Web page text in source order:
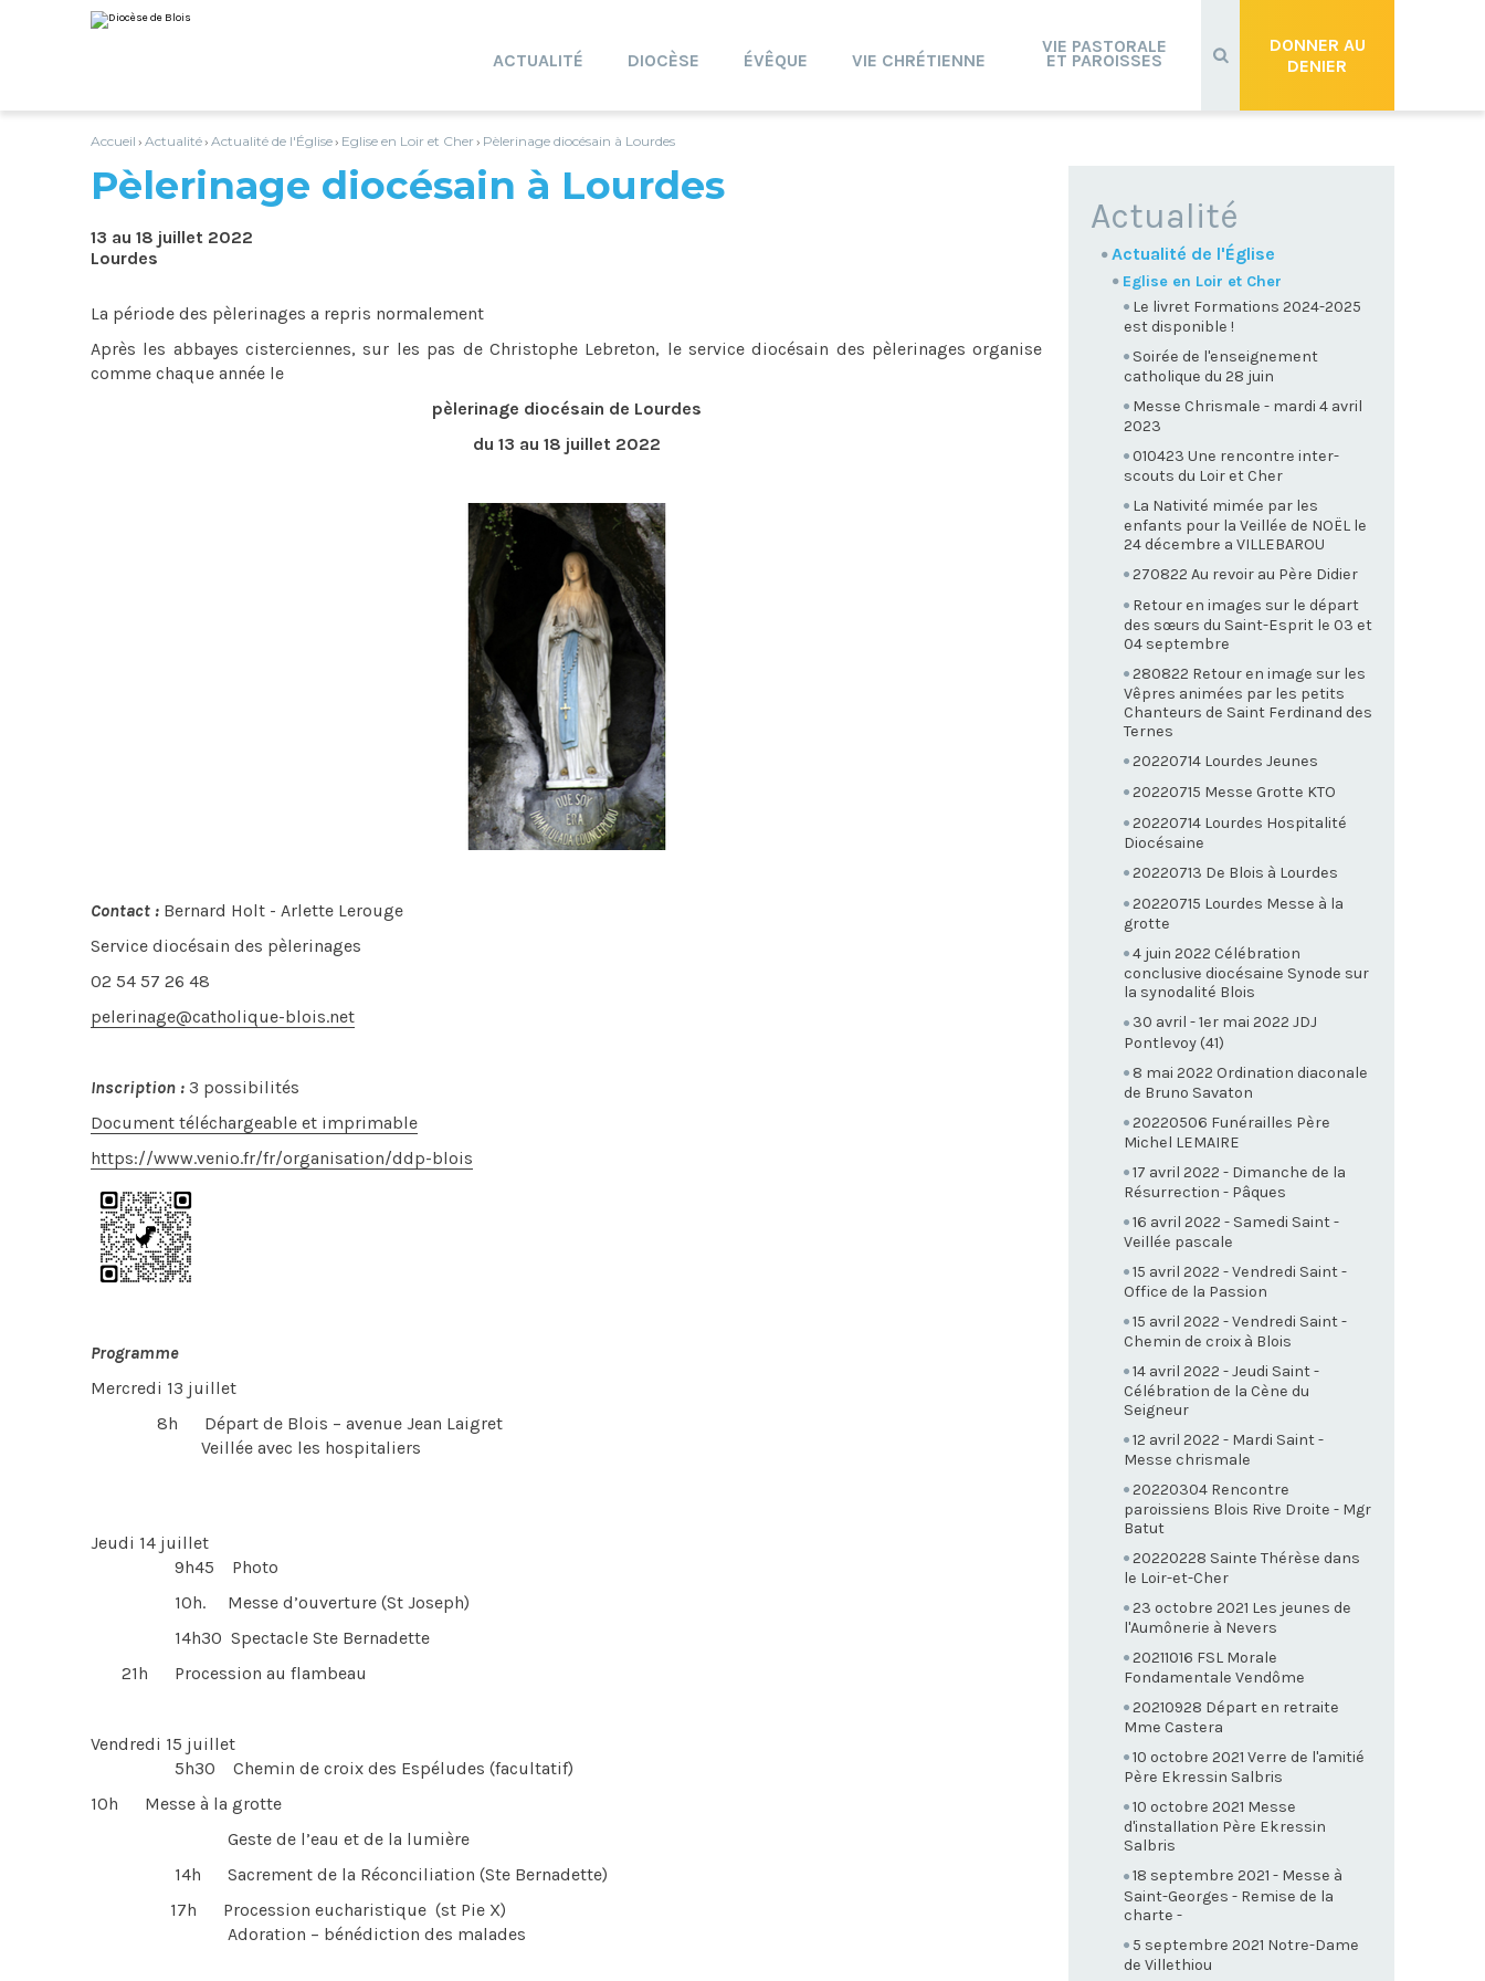
au
contenu.
personnels
DONNER AU
DENIER
ACTUALITÉ DIOCÈSE ÉVÊQUE VIE CHRÉTIENNE
VIE PASTORALE
ET PAROISSES
Accueil › Actualité› Actualité de l'Église› Eglise en Loir et Cher› Pèlerinage diocésain à Lourdes
Pèlerinage diocésain à Lourdes
13 au 18 juillet 2022
Lourdes
La période des pèlerinages a repris normalement
Après les abbayes cisterciennes, sur les pas de Christophe Lebreton, le service diocésain des pèlerinages organise
comme chaque année le
pèlerinage diocésain de Lourdes
du 13 au 18 juillet 2022
Contact : Bernard Holt - Arlette Lerouge
Service diocésain des pèlerinages
02 54 57 26 48
pelerinage@catholique-blois.net
Inscription : 3 possibilités
Document téléchargeable et imprimable
https://www.venio.fr/fr/organisation/ddp-blois
Programme
Mercredi 13 juillet
8h Départ de Blois – avenue Jean Laigret
Veillée avec les hospitaliers
Jeudi 14 juillet
9h45 Photo
10h. Messe d’ouverture (St Joseph)
14h30 Spectacle Ste Bernadette
21h Procession au flambeau
Vendredi 15 juillet
5h30 Chemin de croix des Espéludes (facultatif)
10h Messe à la grotte
Geste de l’eau et de la lumière
14h Sacrement de la Réconciliation (Ste Bernadette)
17h Procession eucharistique (st Pie X)
Adoration – bénédiction des malades
NAVIGATION
Actualité
Actualité de l'Église
Eglise en Loir et Cher
Le livret Formations 2024-2025
est disponible !
Soirée de l'enseignement
catholique du 28 juin
Messe Chrismale - mardi 4 avril
2023
010423 Une rencontre inter-
scouts du Loir et Cher
La Nativité mimée par les
enfants pour la Veillée de NOËL le
24 décembre a VILLEBAROU
270822 Au revoir au Père Didier
Retour en images sur le départ
des sœurs du Saint-Esprit le 03 et
04 septembre
280822 Retour en image sur les
Vêpres animées par les petits
Chanteurs de Saint Ferdinand des
Ternes
20220714 Lourdes Jeunes
20220715 Messe Grotte KTO
20220714 Lourdes Hospitalité
Diocésaine
20220713 De Blois à Lourdes
20220715 Lourdes Messe à la
grotte
4 juin 2022 Célébration
conclusive diocésaine Synode sur
la synodalité Blois
30 avril - 1er mai 2022 JDJ
Pontlevoy (41)
8 mai 2022 Ordination diaconale
de Bruno Savaton
20220506 Funérailles Père
Michel LEMAIRE
17 avril 2022 - Dimanche de la
Résurrection - Pâques
16 avril 2022 - Samedi Saint -
Veillée pascale
15 avril 2022 - Vendredi Saint -
Office de la Passion
15 avril 2022 - Vendredi Saint -
Chemin de croix à Blois
14 avril 2022 - Jeudi Saint -
Célébration de la Cène du
Seigneur
12 avril 2022 - Mardi Saint -
Messe chrismale
20220304 Rencontre
paroissiens Blois Rive Droite - Mgr
Batut
20220228 Sainte Thérèse dans
le Loir-et-Cher
23 octobre 2021 Les jeunes de
l'Aumônerie à Nevers
20211016 FSL Morale
Fondamentale Vendôme
20210928 Départ en retraite
Mme Castera
10 octobre 2021 Verre de l'amitié
Père Ekressin Salbris
10 octobre 2021 Messe
d'installation Père Ekressin
Salbris
18 septembre 2021 - Messe à
Saint-Georges - Remise de la
charte -
5 septembre 2021 Notre-Dame
de Villethiou